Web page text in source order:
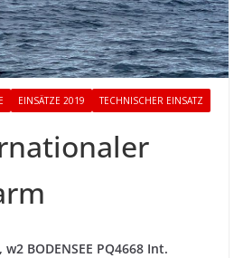
EINSÄTZE 2019 TECHNISCHER EINSATZ
BODENSEE PQ4668 Int.